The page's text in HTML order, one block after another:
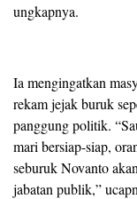
ungkapnya.
Ia mengingatkan
rekam jejak buruk
panggung politik.
mari bersiap-siap,
seburuk Novanto
jabatan publik,”